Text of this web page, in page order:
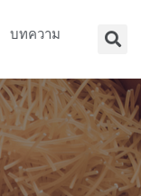
บทความ